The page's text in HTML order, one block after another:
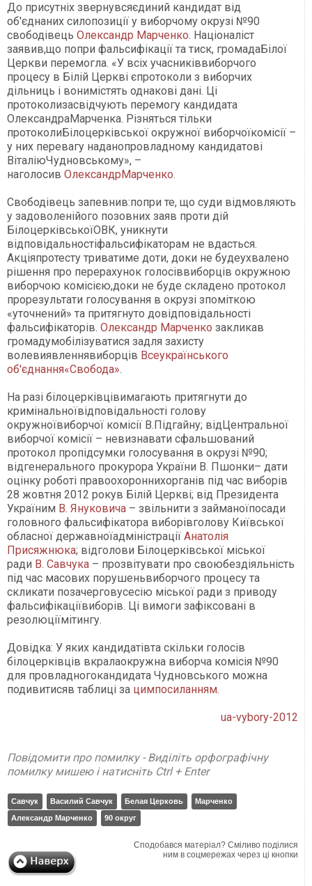
До присутніх звернувсяєдиний кандидат від
об'єднаних силопозиції у виборчому окрузі №90
свободівець Олександр Марченко. Націоналіст
заявив,що попри фальсифікації та тиск, громадаБілої
Церкви перемогла. «У всіх учасниківвиборчого
процесу в Білій Церкві єпротоколи з виборчих
дільниць і вонимістять однакові дані. Ці
протоколизасвідчують перемогу кандидата
ОлександраМарченка. Різняться тільки
протоколиБілоцерківської окружної виборчоїкомісії –
у них перевагу наданопровладному кандидатові
ВіталіюЧудновському», –
наголосив ОлександрМарченко.
Свободівець запевнив:попри те, що суди відмовляють
у задоволенійого позовних заяв проти дій
БілоцерківськоїОВК, уникнути
відповідальностіфальсифікаторам не вдасться.
Акціяпротесту триватиме доти, доки не будеухвалено
рішення про перерахунок голосіввиборців окружною
виборчою комісією,доки не буде складено протокол
прорезультати голосування в окрузі зпоміткою
«уточнений» та притягнуто довідповідальності
фальсифікаторів. Олександр Марченко закликав
громадумобілізуватися задля захисту
волевиявленнявиборців Всеукраїнського
об'єднання«Свобода».
На разі білоцерківцівимагають притягнути до
кримінальноївідповідальності голову
окружноївиборчої комісії В.Підгайну; відЦентральної
виборчої комісії – невизнавати сфальшований
протокол пропідсумки голосування в окрузі №90;
відгенерального прокурора України В. Пшонки– дати
оцінку роботі правоохороннихорганів під час виборів
28 жовтня 2012 рокув Білій Церкві; від Президента
Україним В. Януковича – звільнити з займаноїпосади
головного фальсифікатора виборівголову Київської
обласної державноїадміністрації Анатолія
Присяжнюка; відголови Білоцерківської міської
ради В. Савчука – прозвітувати про своюбездіяльність
під час масових порушеньвиборчого процесу та
скликати позачерговусесію міської ради з приводу
фальсифікаціївиборів. Ці вимоги зафіксовані в
резолюціїмітингу.
Довідка: У яких кандидатівта скільки голосів
білоцерківців вкралаокружна виборча комісія №90
для провладногокандидата Чудновського можна
подивитисяв таблиці за цимпосиланням.
ua-vybory-2012
Повідомити про помилку - Виділіть орфографічну
помилку мишею і натисніть Ctrl + Enter
Савчук Василий Савчук Белая Церковь
Марченко
Александр Марченко
90 округ
Сподобався матеріал? Сміливо поділися
ним в соцмережах через ці кнопки